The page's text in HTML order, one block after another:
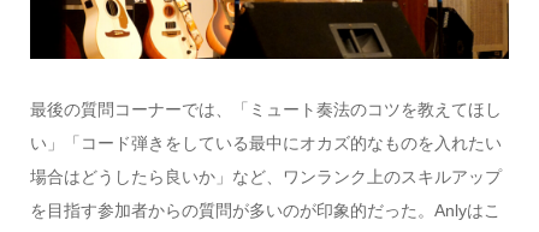
最後の質問コーナーでは、「ミュート奏法のコツを教えてほし
い」「コード弾きをしている最中にオカズ的なものを入れたい
場合はどうしたら良いか」など、ワンランク上のスキルアップ
を目指す参加者からの質問が多いのが印象的だった。Anlyはこ